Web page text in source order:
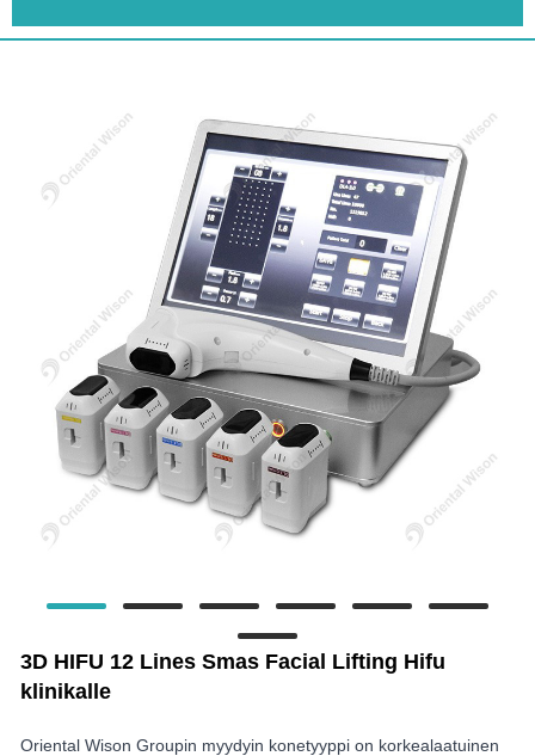
3D HIFU 12 Lines Smas Facial Lifting Hifu
klinikalle
Oriental Wison Groupin myydyin konetyyppi on korkealaatuinen